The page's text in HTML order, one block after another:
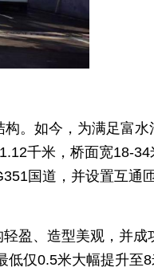
。如今，为满足富水
千米，桥面宽18-34
国道，并设置互通
盈、造型美观，并成
低仅0.5米大幅提升至